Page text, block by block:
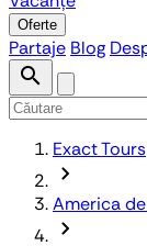
Oferte
Partaje Blog
search
Exact Tours
chevron_forward
America
chevron_forward